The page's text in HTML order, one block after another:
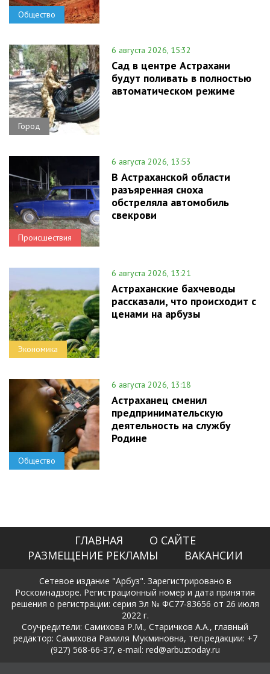
Общество
Город
6 августа 2026, 15:32
Сад в центре Астрахани
будут поливать в полностью
автоматическом режиме
Происшествия
6 августа 2026, 13:53
В Астраханской области
разъяренная сноха
обстреляла автомобиль
свекрови
Экономика
6 августа 2026, 13:21
Астраханские бахчеводы
рассказали, что происходит с
ценами на арбузы
Общество
6 августа 2026, 13:18
Астраханец сменил
предпринимательскую
деятельность на службу
Родине
ГЛАВНАЯ
О САЙТЕ
РАЗМЕЩЕНИЕ РЕКЛАМЫ
ВАКАНСИИ
Сетевое издание "Арбуз". Зарегистрировано в
Роскомнадзоре. Регистрационный номер и дата принятия
решения о регистрации: серия Эл № ФС77-83656 от 26 июля
2022 г.
Соучредители: Самихова Р.М., Старичков А.А., главный
редактор: Самихова Рамиля Мукминовна, тел.редакции: +7
(927) 568-66-37, e-mail: red@arbuztoday.ru